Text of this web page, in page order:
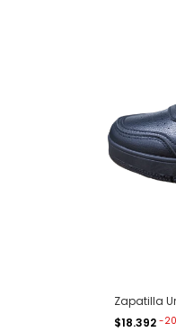
Zapatilla
$18.392 -20